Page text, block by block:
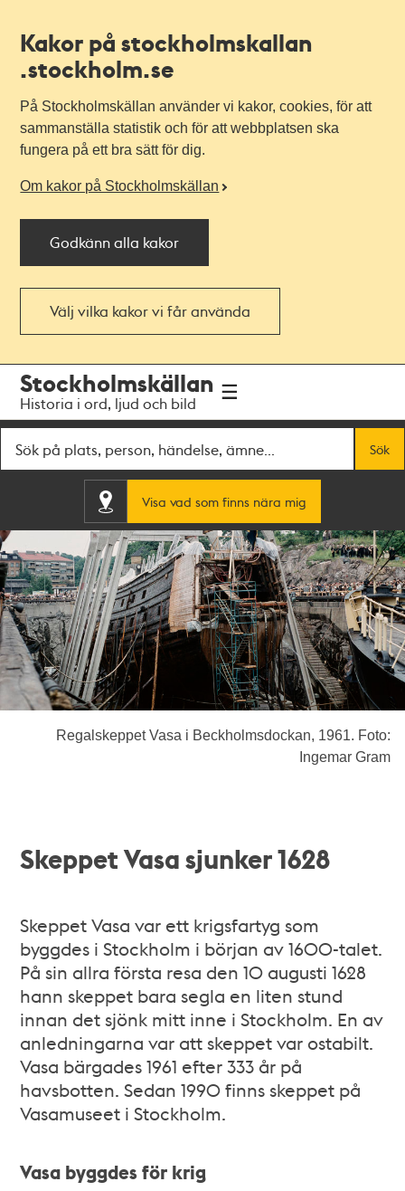
Kakor på stockholmskallan
.stockholm.se
På Stockholmskällan använder vi kakor, cookies, för att
sammanställa statistik och för att webbplatsen ska
fungera på ett bra sätt för dig.
Om kakor på Stockholmskällan
Godkänn alla kakor
Välj vilka kakor vi får använda
navigationen
huvudinnehållet
Stockholmskällan
Historia i ord, ljud och bild
Sök
Visa vad som finns nära mig
Regalskeppet Vasa i Beckholmsdockan, 1961. Foto:
Ingemar Gram
Skeppet Vasa sjunker 1628
Skeppet Vasa var ett krigsfartyg som
byggdes i Stockholm i början av 1600-talet.
På sin allra första resa den 10 augusti 1628
hann skeppet bara segla en liten stund
innan det sjönk mitt inne i Stockholm. En av
anledningarna var att skeppet var ostabilt.
Vasa bärgades 1961 efter 333 år på
havsbotten. Sedan 1990 finns skeppet på
Vasamuseet i Stockholm.
Vasa byggdes för krig